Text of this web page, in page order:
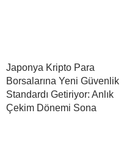
Japonya Kripto Para
Borsalarına Yeni Güvenlik
Standardı Getiriyor: Anlık
Çekim Dönemi Sona